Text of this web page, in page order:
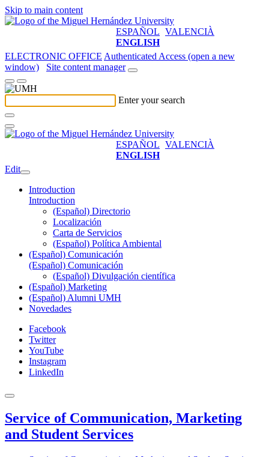
Skip to main content
ESPAÑOL VALENCIÀ
ENGLISH
ELECTRONIC OFFICE Authenticated Access (open a new
window)
Site content manager
Enter your search
ESPAÑOL VALENCIÀ
ENGLISH
Edit
Introduction
Introduction
(Español) Directorio
Localización
Carta de Servicios
(Español) Política Ambiental
(Español) Comunicación
(Español) Comunicación
(Español) Divulgación científica
(Español) Marketing
(Español) Alumni UMH
Novedades
Facebook
Twitter
YouTube
Instagram
LinkedIn
Service of Communication, Marketing
and Student Services